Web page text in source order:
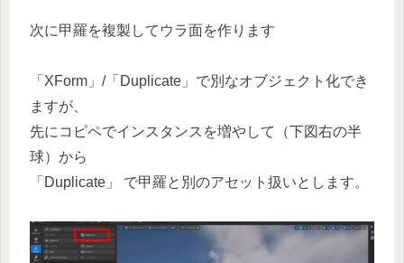
次に甲羅を複製してウラ面を作ります
「XForm」/「Duplicate」で別なオブジェクト化でき
ますが、
先にコピペでインスタンスを増やして（下図右の半
球）から
「Duplicate」 で甲羅と別のアセット扱いとします。